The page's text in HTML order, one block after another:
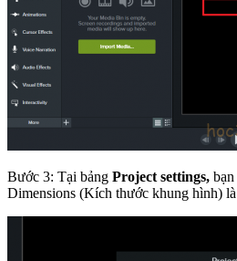
Bước 3: Tại bảng Project settings,
Dimensions (Kích thước khung hình) là